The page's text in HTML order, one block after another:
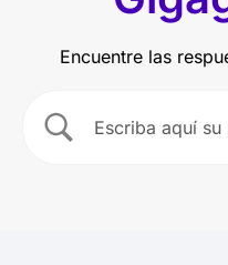
Encuentre las